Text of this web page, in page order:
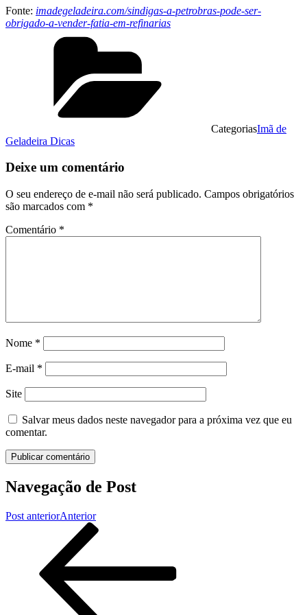
Fonte: imadegeladeira.com/sindigas-a-petrobras-pode-ser-
obrigado-a-vender-fatia-em-refinarias
CategoriasImã de
Geladeira Dicas
Deixe um comentário
O seu endereço de e-mail não será publicado. Campos obrigatórios
são marcados com *
Comentário *
Nome *
E-mail *
Site
Salvar meus dados neste navegador para a próxima vez que eu
comentar.
Navegação de Post
Post anteriorAnterior